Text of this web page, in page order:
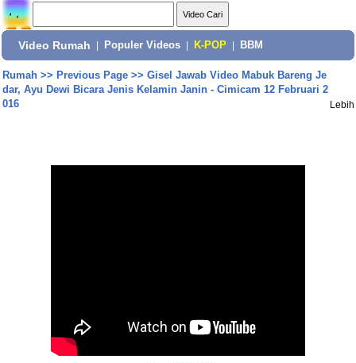
Video Rumah Populer Videos K-POP BBM
Rumah>> Previous Page>> Gisel Jawab Video Mabuk Bareng Je
dar, Ayu Dewi Bicara Jenis Kelamin Janin - Cimicam 12 Februari 2
016
Lebih